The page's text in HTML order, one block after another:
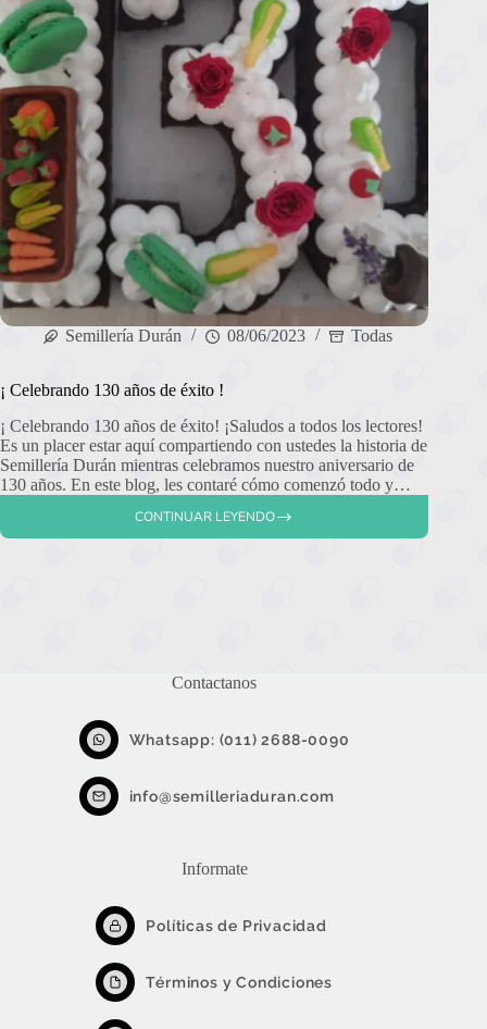
Semillería Durán 08/06/2023 Todas
¡ Celebrando 130 años de éxito !
¡ Celebrando 130 años de éxito! ¡Saludos a todos los lectores!
Es un placer estar aquí compartiendo con ustedes la historia de
Semillería Durán mientras celebramos nuestro aniversario de
130 años. En este blog, les contaré cómo comenzó todo y…
CONTINUAR LEYENDO
CELEBRANDO
Contactanos
Whatsapp: (011) 2688-0090
info@semilleriaduran.com
Informate
Políticas de Privacidad
Términos y Condiciones